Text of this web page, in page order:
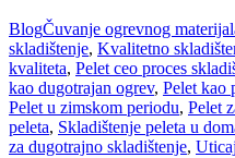
BlogČuvanje ogrevnog
skladištenje, Kvalitetno
kvaliteta, Pelet ceo proces
kao dugotrajan ogrev, Pelet kao
Pelet u zimskom periodu, Pelet
peleta, Skladištenje peleta u
za dugotrajno skladištenje,